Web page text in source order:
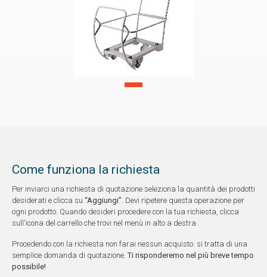
Come funziona la richiesta
Per inviarci una richiesta di quotazione seleziona la quantità dei prodotti
desiderati e clicca su “Aggiungi”. Devi ripetere questa operazione per
ogni prodotto. Quando desideri procedere con la tua richiesta, clicca
sull'icona del carrello che trovi nel menù in alto a destra.
Procedendo con la richiesta non farai nessun acquisto: si tratta di una
semplice domanda di quotazione.Ti risponderemo nel più breve tempo
possibile!